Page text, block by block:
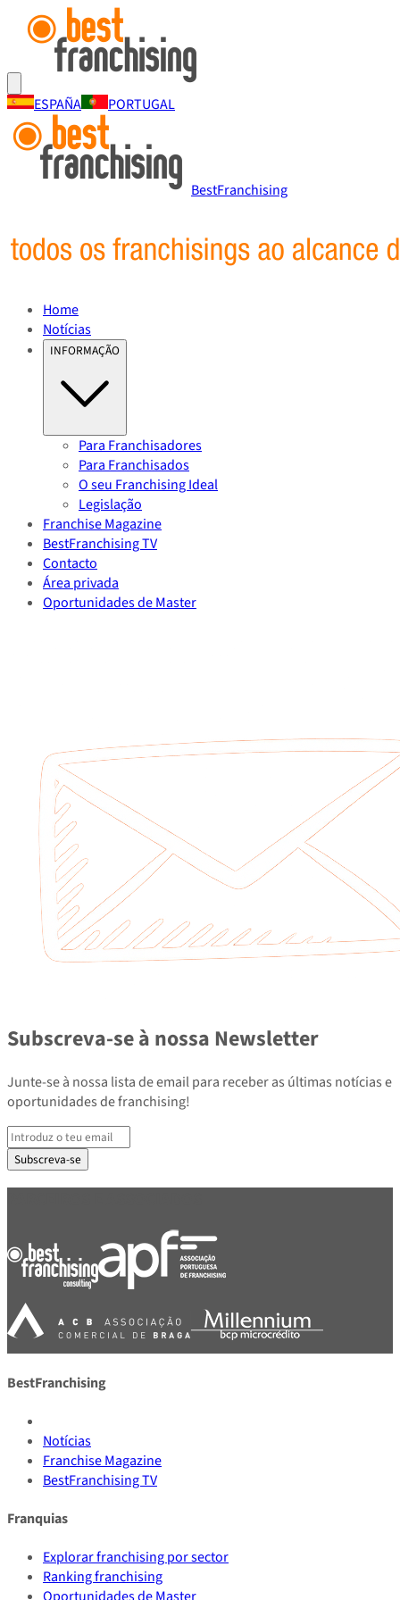
ESPAÑA PORTUGAL
BestFranchising
Home
Notícias
INFORMAÇÃO
Para Franchisadores
Para Franchisados
O seu Franchising Ideal
Legislação
Franchise Magazine
BestFranchising TV
Contacto
Área privada
Oportunidades de Master
Subscreva-se à nossa Newsletter
Junte-se à nossa lista de email para receber as últimas notícias e
oportunidades de franchising!
Subscreva-se
BestFranchising
Notícias
Franchise Magazine
BestFranchising TV
Franquias
Explorar franchising por sector
Ranking franchising